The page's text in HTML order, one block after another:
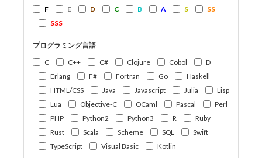
F
E D C B A S
SS
SSS
プログラミング言語
C
C++ C# Clojure Cobol
D
Erlang
F# Fortran Go
Haskell
HTML/CSS
Java Javascript Julia
Lisp
Lua
Objective-C OCaml Pascal
Perl
PHP
Python2 Python3 R
Ruby
Rust
Scala Scheme SQL
Swift
TypeScript
Visual Basic Kotlin